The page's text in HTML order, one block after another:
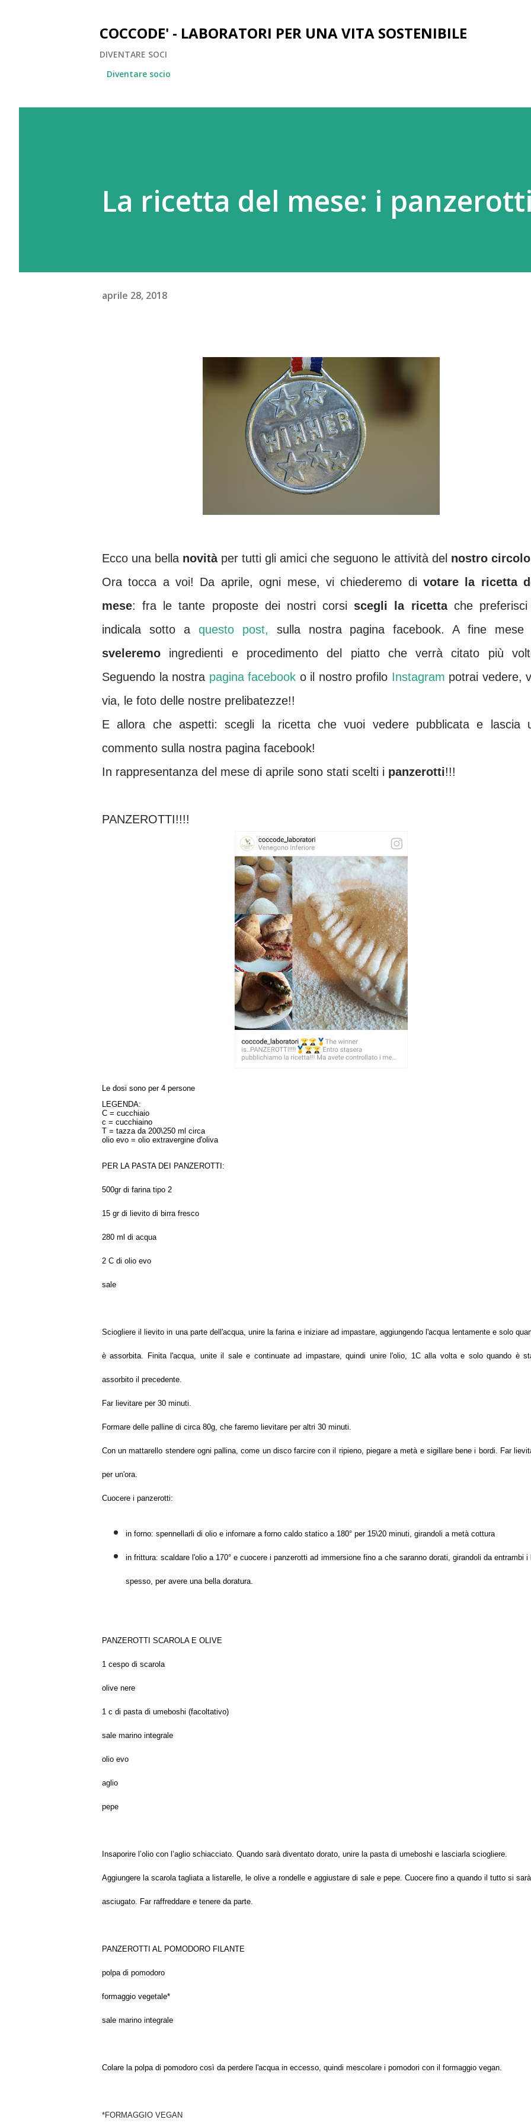
COCCODE' - LABORATORI PER UNA VITA SOSTENIBILE
DIVENTARE SOCI
Diventare socio
La ricetta del mese: i
aprile 28, 2018
Ecco una bella novità per tutti gli amici che seguono le attività del nostro circolo
Ora tocca a voi! Da aprile, ogni mese, vi chiederemo di votare la ricetta
mese: fra le tante proposte dei nostri corsi scegli la ricettache
indicala sotto aquesto post, sulla nostra pagina facebook. A fine mese
sveleremo ingredienti e procedimento del piatto che verrà citato più
Seguendo la nostra pagina facebook o il nostro profilo Instagram potrai vedere,
via, le foto delle nostre prelibatezze!!
E allora che aspetti: scegli la ricetta che vuoi vedere pubblicata e lascia
commento sulla nostra pagina facebook!
In rappresentanza del mese di aprile sono stati scelti i panzerotti!!!
PANZEROTTI!!!!
Le dosi sono per 4 persone
LEGENDA:
C = cucchiaio
c = cucchiaino
T = tazza da 200\250 ml circa
olio evo = olio extravergine d'oliva
PER LA PASTA DEI PANZEROTTI:
500gr di farina tipo 2
15 gr di lievito di birra fresco
280 ml di acqua
2 C di olio evo
sale
Sciogliere il lievito in una parte dell'acqua, unire la farina e iniziare ad impastare, aggiungendo l'acqua lentamente e solo
è assorbita. Finita l'acqua, unite il sale e continuate ad impastare, quindi unire l'olio, 1C alla volta e solo quando è
assorbito il precedente.
Far lievitare per 30 minuti.
Formare delle palline di circa 80g, che faremo lievitare per altri 30 minuti.
Con un mattarello stendere ogni pallina, come un disco farcire con il ripieno, piegare a metà e sigillare bene i bordi. Far
per un'ora.
Cuocere i panzerotti:
in forno: spennellarli di olio e infornare a forno caldo statico a 180° per 15\20 minuti, girandoli a metà cottura
in frittura: scaldare l'olio a 170° e cuocere i panzerotti ad immersione fino a che saranno dorati, girandoli da entrambi i
spesso, per avere una bella doratura.
PANZEROTTI SCAROLA E OLIVE
1 cespo di scarola
olive nere
1 c di pasta di umeboshi (facoltativo)
sale marino integrale
olio evo
aglio
pepe
Insaporire l’olio con l’aglio schiacciato. Quando sarà diventato dorato, unire la pasta di umeboshi e lasciarla sciogliere.
Aggiungere la scarola tagliata a listarelle, le olive a rondelle e aggiustare di sale e pepe. Cuocere fino a quando il tutto si sarà
asciugato. Far raffreddare e tenere da parte.
PANZEROTTI AL POMODORO FILANTE
polpa di pomodoro
formaggio vegetale*
sale marino integrale
Colare la polpa di pomodoro così da perdere l'acqua in eccesso, quindi mescolare i pomodori con il formaggio vegan.
*FORMAGGIO VEGAN